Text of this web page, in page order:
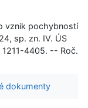
vznik pochybností
sp. zn. IV. ÚS
4405. -- Roč.
dokumenty